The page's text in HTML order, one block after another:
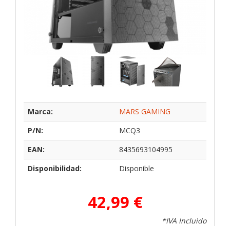
Marca:
MARS GAMING
P/N:
MCQ3
EAN:
8435693104995
Disponibilidad:
Disponible
42,99 €
*IVA Incluido